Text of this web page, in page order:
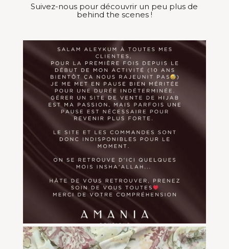
Suivez-nous pour découvrir un peu plus de
behind the scenes !